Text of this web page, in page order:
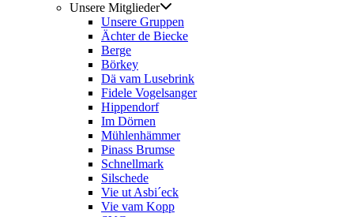
Unsere Mitglieder
Unsere Gruppen
Ächter de Biecke
Berge
Börkey
Dä vam Lusebrink
Fidele Vogelsanger
Hippendorf
Im Dörnen
Mühlenhämmer
Pinass Brumse
Schnellmark
Silschede
Vie ut Asbi´eck
Vie vam Kopp